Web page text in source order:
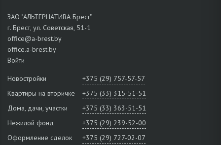
ЗАО "АЛЬТЕРНАТИВА Брест"
г. Брест, ул. Советская, 51-1
office@a-brest.by
office.a-brest.by
Войти
Новостройки
+375 (29) 757-57-57
Квартиры на вторичке
+375 (33) 315-51-51
Дома, дачи, участки
+375 (33) 363-51-51
Нежилой фонд
+375 (29) 239-52-00
Оформление сделок
+375 (29) 727-02-07